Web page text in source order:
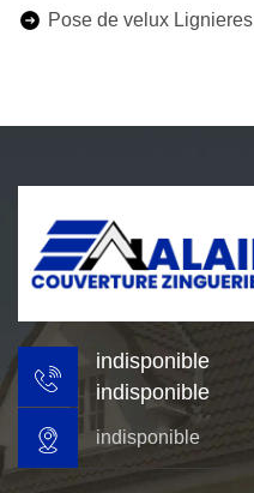
Pose de velux Lignieres
indisponible
indisponible
indisponible